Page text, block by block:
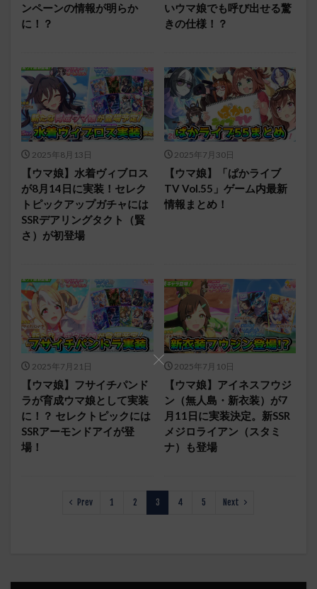
ンペーンの情報が明らか
に！？
いウマ娘でも呼び出せる驚
きの仕様！？
2025年8月13日
【ウマ娘】水着ヴィブロス
が8月14日に実装！セレク
トピックアップガチャには
SSRデアリングタクト（賢
さ）が初登場
2025年7月30日
【ウマ娘】「ぱかライブ
TV Vol.55」ゲーム内最新
情報まとめ！
2025年7月21日
【ウマ娘】フサイチパンド
ラが育成ウマ娘として実装
に！？ セレクトピックには
SSRアーモンドアイが登
場！
2025年7月10日
【ウマ娘】アイネスフウジ
ン（無人島・新衣装）が7
月11日に実装決定。新SSR
メジロライアン（スタミ
ナ）も登場
Prev 1 2 3 4 5 Next